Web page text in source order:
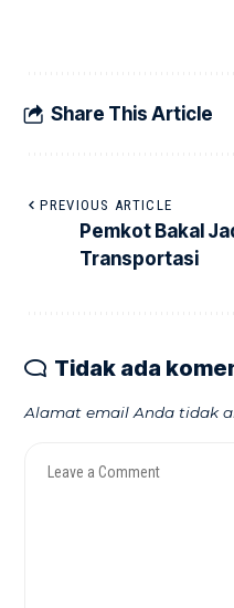
Share This Article
PREVIOUS ARTICLE
Pemkot Bakal
Transportasi
Tidak ada
Alamat email Anda tidak